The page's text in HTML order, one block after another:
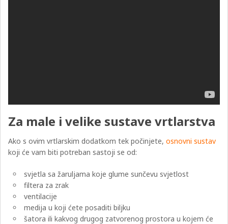
Za male i velike sustave vrtlarstva
Ako s ovim vrtlarskim dodatkom tek počinjete,osnovni sustav
koji će vam biti potreban sastoji se od:
svjetla sa žaruljama koje glume sunčevu svjetlost
filtera za zrak
ventilacije
medija u koji ćete posaditi biljku
šatora ili kakvog drugog zatvorenog prostora u kojem će